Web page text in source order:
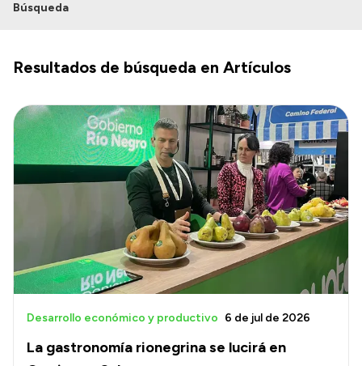
Delegaciones
Normativa
Boletín Oficial
Compras y licitaciones
Consulta de expedientes
Consulta de pago a proveedores
Búsqueda
Resultados de búsqueda en Artículos
La gastronomía rionegrina se lucirá en
Desarrollo económico y productivo 6 de jul de 2026